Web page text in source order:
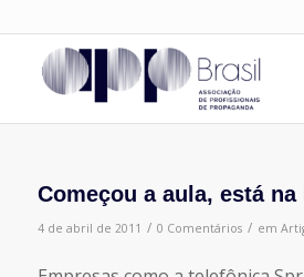
Começou a aula, está
4 de abril de 2011 / 0 Comentários / em